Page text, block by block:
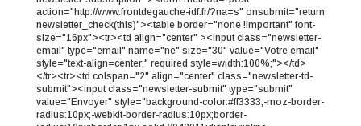
action="http://www.frontdegauche-idf.fr/?na=s" onsubmit="return
newsletter_check(this)"><table border="none !important" font-
size="16px"><tr><td align="center" ><input class="newsletter-
email" type="email" name="ne" size="30" value="Votre email"
style="text-align=center;" required style=width:100%;"></td>
</tr><tr><td colspan="2" align="center" class="newsletter-td-
submit"><input class="newsletter-submit" type="submit"
value="Envoyer" style="background-color:#ff3333;-moz-border-
radius:10px;-webkit-border-radius:10px;border-